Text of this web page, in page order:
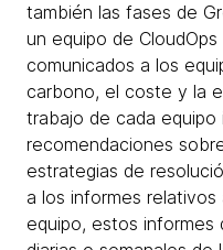
también las fases de
un equipo de
comunicados a los
carbono, el coste y la
trabajo de cada
recomendaciones
estrategias de
a los informes
equipo, estos